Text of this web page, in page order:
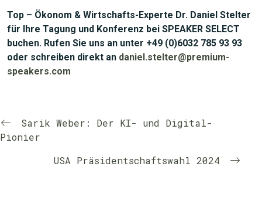
Top – Ökonom & Wirtschafts-Experte Dr. Daniel Stelter
für Ihre Tagung und Konferenz bei SPEAKER SELECT
buchen. Rufen Sie uns an unter +49 (0)6032 785 93 93
oder schreiben direkt an daniel.stelter@premium-
speakers.com
Sarik Weber: Der KI- und Digital-
Pionier
USA Präsidentschaftswahl 2024